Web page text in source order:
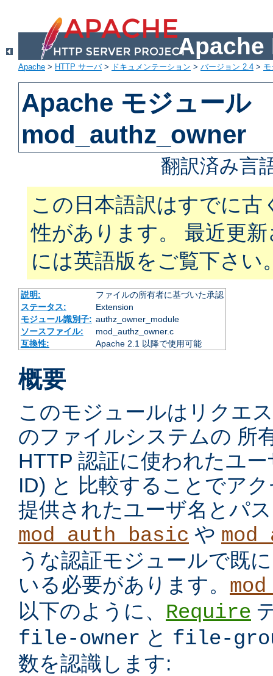
Apache
Apache > HTTP サーバ> ドキュメンテーション > バージョン 2.4 >
Apache モジュール
mod_authz_owner
翻訳済み言
この日本語訳はすでに古
性があります。 最近更
には英語版をご覧下さい
説明:
ファイルの所有者に基づいた承認
ステータス:
Extension
モジュール識別子: authz_owner_module
ソースファイル:
mod_authz_owner.c
互換性:
Apache 2.1 以降で使用可能
概要
このモジュールはリクエ
のファイルシステムの 所
HTTP 認証に使われたユ
ID) と 比較することでア
提供されたユーザ名とパ
mod_auth_basic や
うな認証モジュールで既
いる必要があります。
以下のように、 Require
file-owner と file-
数を認識します: